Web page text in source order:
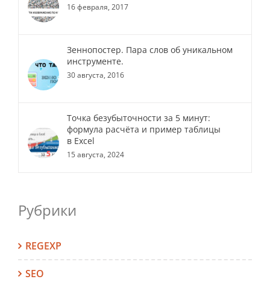
16 февраля, 2017
Зеннопостер. Пара слов об уникальном
инструменте.
30 августа, 2016
Точка безубыточности за 5 минут:
формула расчёта и пример таблицы
в Excel
15 августа, 2024
Рубрики
REGEXP
SEO